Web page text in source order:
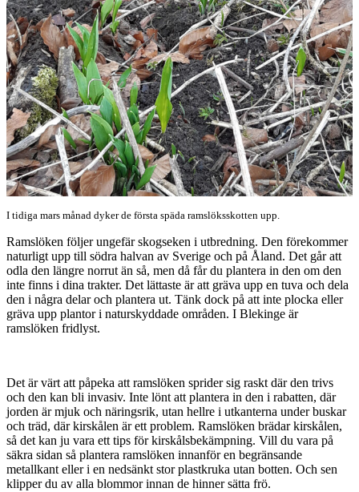
I tidiga mars månad dyker de första späda ramslöksskotten upp.
Ramslöken följer ungefär skogseken i utbredning. Den förekommer
naturligt upp till södra halvan av Sverige och på Åland. Det går att
odla den längre norrut än så, men då får du plantera in den om den
inte finns i dina trakter. Det lättaste är att gräva upp en tuva och dela
den i några delar och plantera ut. Tänk dock på att inte plocka eller
gräva upp plantor i naturskyddade områden. I Blekinge är
ramslöken fridlyst.
Det är värt att påpeka att ramslöken sprider sig raskt där den trivs
och den kan bli invasiv. Inte lönt att plantera in den i rabatten, där
jorden är mjuk och näringsrik, utan hellre i utkanterna under buskar
och träd, där kirskålen är ett problem. Ramslöken brädar kirskålen,
så det kan ju vara ett tips för kirskålsbekämpning. Vill du vara på
säkra sidan så plantera ramslöken innanför en begränsande
metallkant eller i en nedsänkt stor plastkruka utan botten. Och sen
klipper du av alla blommor innan de hinner sätta frö.